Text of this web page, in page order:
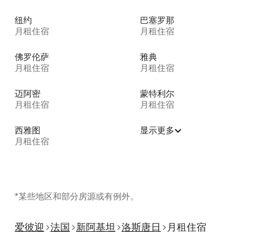
纽约
月租住宿
巴塞罗那
月租住宿
佛罗伦萨
月租住宿
雅典
月租住宿
迈阿密
月租住宿
蒙特利尔
月租住宿
西雅图
月租住宿
显示更多
*某些地区和部分房源或有例外。
爱彼迎 法国 新阿基坦 洛斯唐日 月租住宿